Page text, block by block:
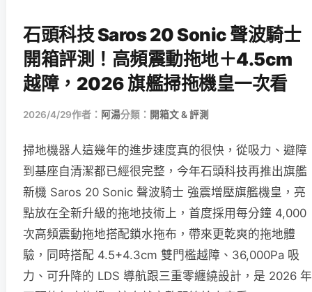
石頭科技 Saros 20 Sonic 聲波騎士
開箱評測！高頻震動拖地＋4.5cm
越障，2026 旗艦掃拖機皇一次看
2026/4/29作者： 阿湯分類： 開箱文 & 評測
掃地機器人這幾年的進步速度真的很快，從吸力、避障
到基座自清潔都已經很完整，今年石頭科技再推出旗艦
新機 Saros 20 Sonic 聲波騎士 強震增壓旗艦機皇，亮
點放在全新升級的拖地技術上，首度採用每分鐘 4,000
次高頻震動拖地搭配鎖水拖布，帶來更乾爽的拖地體
驗，同時搭配 4.5+4.3cm 雙門檻越障、36,000Pa 吸
力、可升降的 LDS 導航跟三重零纏繞設計，是 2026 年